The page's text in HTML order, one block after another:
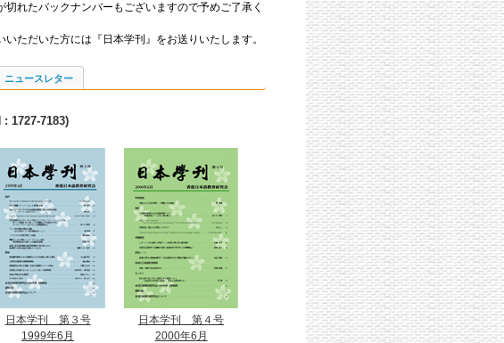
れたバックナンバーもございますので予めご了承く
ただいた方には『日本学刊』をお送りいたします。
ニュースレター
1727-7183)
日本学刊 第３号
1999年6月
日本学刊 第４号
2000年6月